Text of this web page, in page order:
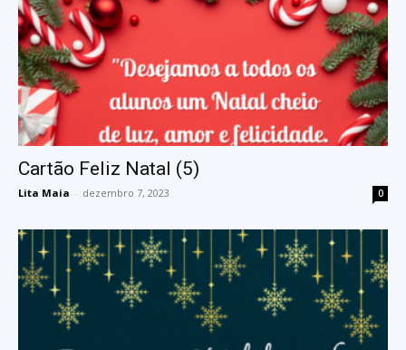
Cartão Feliz Natal (5)
Lita Maia - dezembro 7, 2023 0